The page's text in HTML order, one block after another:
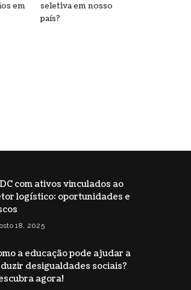
em
seletiva em nosso
país?
com ativos vinculados ao
logístico: oportunidades e
18, 2025
a educação pode ajudar a
desigualdades sociais?
agora!